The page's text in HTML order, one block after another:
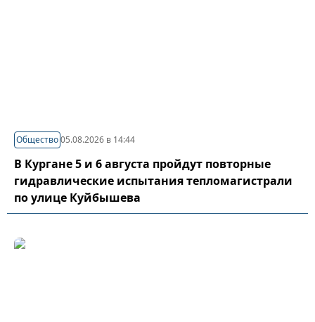
Общество05.08.2026 в 14:44
В Кургане 5 и 6 августа пройдут повторные
гидравлические испытания тепломагистрали
по улице Куйбышева